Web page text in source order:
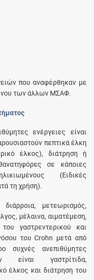
που αναφέρθηκαν με
των άλλων ΜΣΑΦ.
ενέργειες είναι
πεπτικά έλκη
έλκος), διάτρηση ή
σε κάποιες
(Ειδικές
τη χρήση).
μετεωρισμός,
μέλαινα, αιματέμεση,
γαστρεντερικού και
του Crohn μετά από
συχνές ανεπιθύμητες
είναι γαστρίτιδα,
έλκος και διάτρηση του